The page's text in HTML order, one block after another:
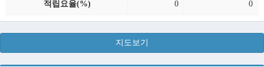
적립요율(%) 0 0
지도보기